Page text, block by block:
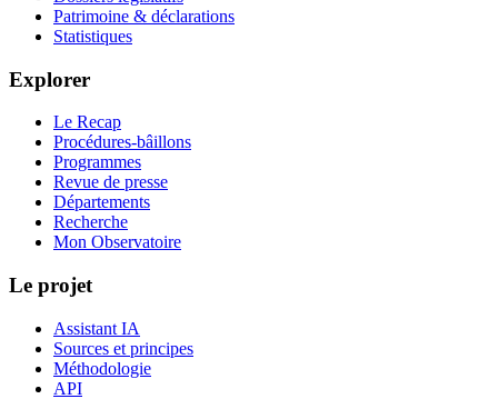
Patrimoine & déclarations
Statistiques
Explorer
Le Recap
Procédures-bâillons
Programmes
Revue de presse
Départements
Recherche
Mon Observatoire
Le projet
Assistant IA
Sources et principes
Méthodologie
API